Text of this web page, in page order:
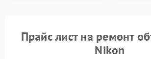
Прайс лист на ремонт
Nikon